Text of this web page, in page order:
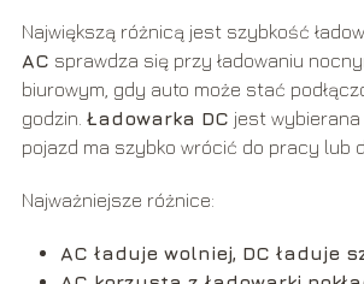
Największą różnicą jest szybkość
AC sprawdza się przy ładowaniu
biurowym, gdy auto może stać
godzin. Ładowarka DC jest
pojazd ma szybko wrócić do pracy lub
Najważniejsze różnice:
AC ładuje wolniej, DC ładuje